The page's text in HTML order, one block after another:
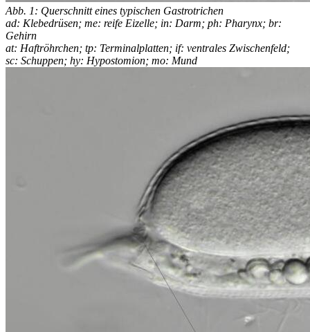
Abb. 1: Querschnitt eines typischen Gastrotrichen
ad: Klebedrüsen; me: reife Eizelle; in: Darm; ph: Pharynx; br:
Gehirn
at: Haftröhrchen; tp: Terminalplatten; if: ventrales Zwischenfeld;
sc: Schuppen; hy: Hypostomion; mo: Mund